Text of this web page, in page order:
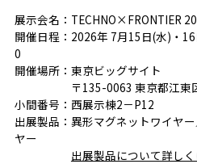
展示会名：TECHNO×FRONTIER
開催日程：2026年 7月15日(水)・
0
開催場所：東京ビッグサイト
〒135-0063 東京都江東区
小間番号：西展示棟2－P12
出展製品：異形マグネットワイヤ
ヤー
出展製品について詳し